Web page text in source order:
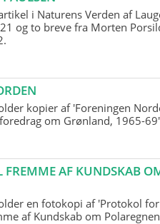
i Naturens Verden af
og to breve fra Morten
kopier af 'Foreningen
om Grønland, 1965-
FREMME AF KUNDSKAB
en fotokopi af 'Protokol for
af Kundskab om